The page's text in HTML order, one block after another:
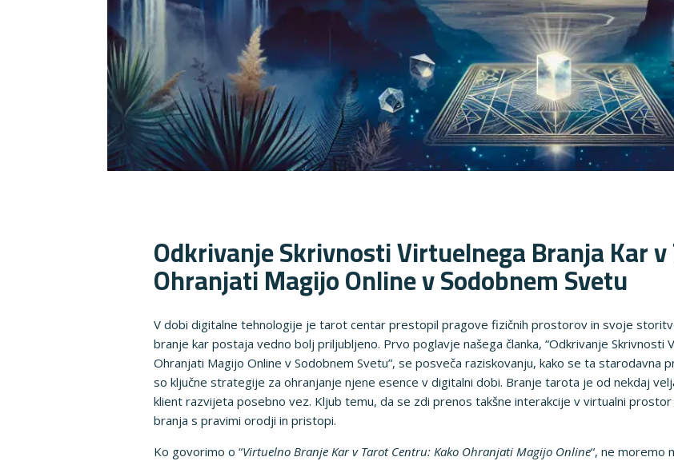
Odkrivanje Skrivnosti Virtuelnega Branja Kar
Ohranjati Magijo Online v Sodobnem Svetu
V dobi digitalne tehnologije je tarot centar prestopil pragove fizičnih prostorov in svoje
branje kar postaja vedno bolj priljubljeno. Prvo poglavje našega članka, “Odkrivanje Skrivnosti
Ohranjati Magijo Online v Sodobnem Svetu”, se posveča raziskovanju, kako se ta starodavna
so ključne strategije za ohranjanje njene esence v digitalni dobi. Branje tarota je od nekdaj
klient razvijeta posebno vez. Kljub temu, da se zdi prenos takšne interakcije v virtualni
branja s pravimi orodji in pristopi.
Ko govorimo o “Virtuelno Branje Kar v Tarot Centru: Kako Ohranjati Magijo Online“, ne moremo